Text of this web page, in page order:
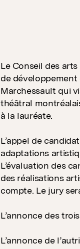
Le Conseil des
de développement
Marchessault qui
théâtral
à la lauréate.
L’appel de
adaptations
L’évaluation des
des réalisations
compte. Le jury
L’annonce des
L’annonce de